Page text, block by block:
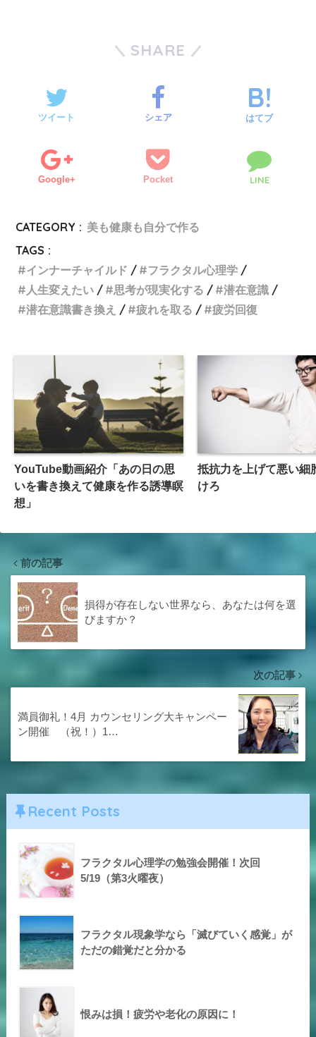
SHARE
ツイート シェア はてブ
Google+ Pocket LINE
CATEGORY : 美も健康も自分で作る
TAGS :
インナーチャイルド
フラクタル心理学
人生変えたい
思考が現実化する
潜在意識
潜在意識書き換え
疲れを取る 疲労回復
YouTube動画紹介「あの日の思
いを書き換えて健康を作る誘導瞑
想」
抵抗力を上げて悪い細
けろ
前の記事
損得が存在しない世界なら、あなたは何を選
びますか？
次の記事
満員御礼！4月 カウンセリング大キャンペー
ン開催 （祝！）1…
Recent Posts
フラクタル心理学の勉強会開催！次回
5/19（第3火曜夜）
フラクタル現象学なら「滅びていく感覚」が
ただの錯覚だと分かる
恨みは損！疲労や老化の原因に！